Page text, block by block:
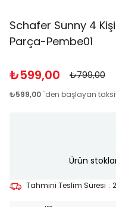
Schafer Sunny 4
Parça-Pembe01
₺799,00
₺599,00
₺599,00 `den başlayan
Ürün
Tahmini Teslim Süresi :